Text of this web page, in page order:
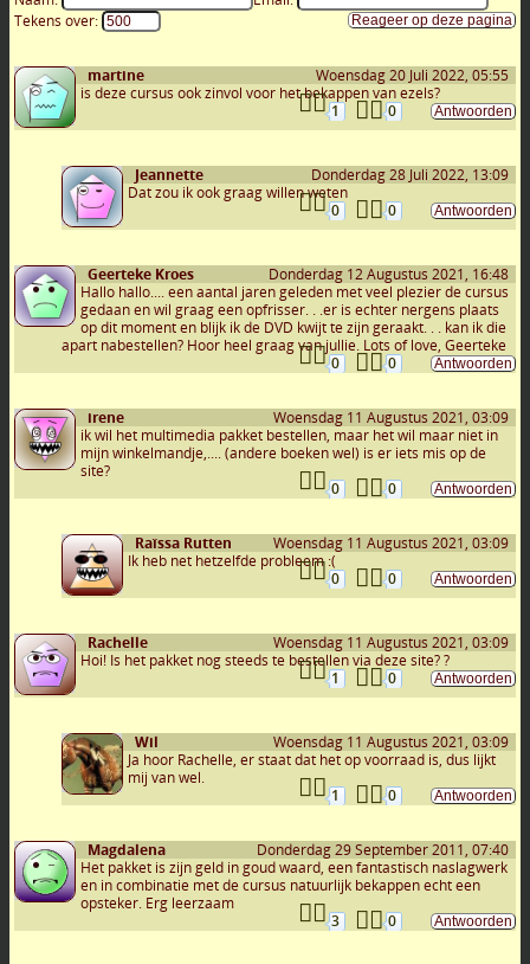
Tekens over:
martine
Woensdag 20 Juli 2022, 05:55
is deze cursus ook zinvol voor het bekappen van ezels?
1
0
Jeannette
Donderdag 28 Juli 2022, 13:09
Dat zou ik ook graag willen weten
0
0
Geerteke Kroes
Donderdag 12 Augustus 2021, 16:48
Hallo hallo.... een aantal jaren geleden met veel plezier de cursus
gedaan en wil graag een opfrisser. . .er is echter nergens plaats
op dit moment en blijk ik de DVD kwijt te zijn geraakt. . . kan ik die
apart nabestellen? Hoor heel graag van jullie. Lots of love, Geerteke
0
0
irene
Woensdag 11 Augustus 2021, 03:09
ik wil het multimedia pakket bestellen, maar het wil maar niet in
mijn winkelmandje,.... (andere boeken wel) is er iets mis op de
site?
0
0
Raïssa Rutten
Woensdag 11 Augustus 2021, 03:09
Ik heb net hetzelfde probleem :(
0
0
Rachelle
Woensdag 11 Augustus 2021, 03:09
Hoi! Is het pakket nog steeds te bestellen via deze site? ?
1
0
Wil
Woensdag 11 Augustus 2021, 03:09
Ja hoor Rachelle, er staat dat het op voorraad is, dus lijkt
mij van wel.
1
0
Magdalena
Donderdag 29 September 2011, 07:40
Het pakket is zijn geld in goud waard, een fantastisch naslagwerk
en in combinatie met de cursus natuurlijk bekappen echt een
opsteker. Erg leerzaam
3
0